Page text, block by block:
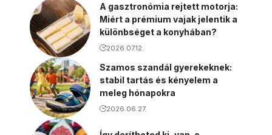
A gasztronómia rejtett motorja:
Miért a prémium vajak jelentik a
különbséget a konyhában?
2026.07.12.
Szamos szandál gyerekeknek:
stabil tartás és kényelem a
meleg hónapokra
2026.06.27.